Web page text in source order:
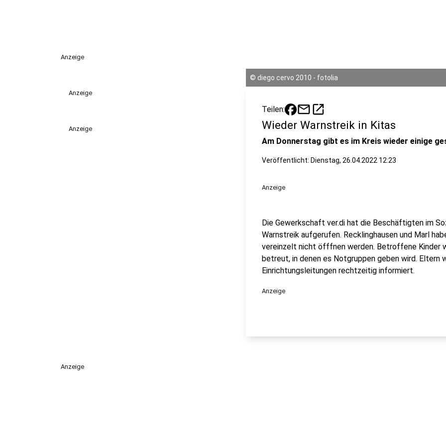
Anzeige
Anzeige
Anzeige
© diego cervo 2010 - fotolia
Teilen: mailopen_in_new
Wieder Warnstreik in Kitas
Am Donnerstag gibt es im Kreis wieder einige
Veröffentlicht: Dienstag, 26.04.2022 12:23
Anzeige
Die Gewerkschaft ver.di hat die Beschäftigten im
Warnstreik aufgerufen. Recklinghausen und Marl
vereinzelt nicht öfffnen werden. Betroffene Kinder
betreut, in denen es Notgruppen geben wird. Eltern
Einrichtungsleitungen rechtzeitig informiert.
Anzeige
Anzeige